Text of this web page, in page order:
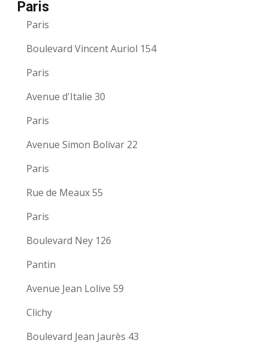
Paris
Paris
Boulevard Vincent Auriol 154
Paris
Avenue d'Italie 30
Paris
Avenue Simon Bolivar 22
Paris
Rue de Meaux 55
Paris
Boulevard Ney 126
Pantin
Avenue Jean Lolive 59
Clichy
Boulevard Jean Jaurès 43